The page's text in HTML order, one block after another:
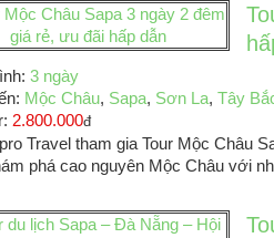
3 ngày
Mộc Châu, Sapa, Sơn La, Tây
2.800.000đ
Travel tham gia Tour Mộc Châu
phá cao nguyên Mộc Châu với